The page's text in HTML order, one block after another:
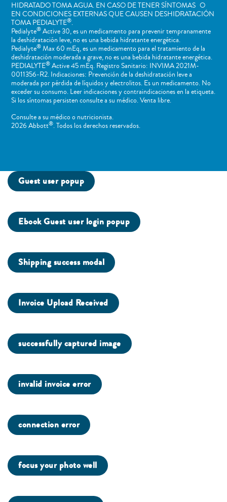
HIDRATADO TOMA AGUA. EN CASO DE TENER SÍNTOMAS O
EN CONDICIONES EXTERNAS QUE CAUSEN DESHIDRATACIÓN
TOMA PEDIALYTE®.
Pedialyte®Active 30, es un medicamento para prevenir tempranamente
la deshidratación leve, no es una bebida hidratante energética.
Pedialyte®Max 60 mEq, es un medicamento para el tratamiento de la
deshidratación moderada a grave, no es una bebida hidratante energética.
PEDIALYTE®Active 45 mEq. Registro Sanitario: INVIMA 2021M-
0011356-R2. Indicaciones: Prevención de la deshidratación leve a
moderada por pérdida de líquidos y electrolitos. Es un medicamento. No
exceder su consumo. Leer indicaciones y contraindicaciones en la etiqueta.
Si los síntomas persisten consulte a su médico. Venta libre.
Consulte a su médico o nutricionista.
2026 Abbott®. Todos los derechos reservados.
Guest user popup
Ebook Guest user login popup
Shipping success modal
Invoice Upload Received
successfully captured image
invalid invoice error
connection error
focus your photo well